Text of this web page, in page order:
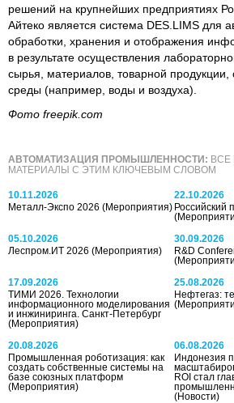
решений на крупнейших предприятиях
Айтеко является система DES.LIMS для
обработки, хранения и отображения
в результате осуществления
сырья, материалов, товарной
среды (например, воды и воздуха).
Фото freepik.com
АВТОМАТИЗАЦИЯ ПРОМЫШЛЕННОСТИ: ВСЕ
МАТЕРИАЛЫ С ЭТИМ КЛЮЧЕВЫМ СЛОВОМ
10.11.2026
Металл-Экспо 2026 (Мероприятия)
22.10.2026
Российский
05.10.2026
Леспром.ИТ 2026 (Мероприятия)
30.09.2026
R&D
17.09.2026
ТИМИ 2026. Технологии
информационного моделирования
и инжиниринга. Санкт-Петербург
(Мероприятия)
25.08.2026
Нефтегаз:
20.08.2026
Промышленная роботизация: как
создать собственные системы на
базе союзных платформ
(Мероприятия)
06.08.2026
Индонезия
ROI стал
(Новости)